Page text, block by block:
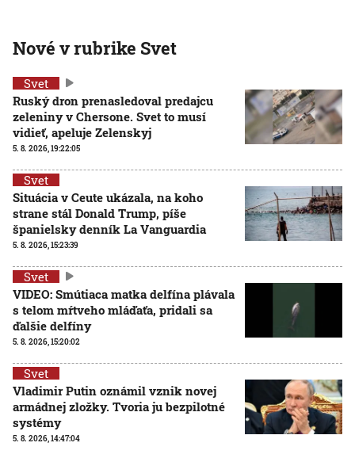
Nové v rubrike Svet
Svet
Ruský dron prenasledoval predajcu
zeleniny v Chersone. Svet to musí
vidieť, apeluje Zelenskyj
5. 8. 2026, 19:22:05
Svet
Situácia v Ceute ukázala, na koho
strane stál Donald Trump, píše
španielsky denník La Vanguardia
5. 8. 2026, 15:23:39
Svet
VIDEO: Smútiaca matka delfína plávala
s telom mŕtveho mláďaťa, pridali sa
ďalšie delfíny
5. 8. 2026, 15:20:02
Svet
Vladimir Putin oznámil vznik novej
armádnej zložky. Tvoria ju bezpilotné
systémy
5. 8. 2026, 14:47:04